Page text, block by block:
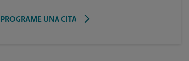
PROGRAME UNA CITA